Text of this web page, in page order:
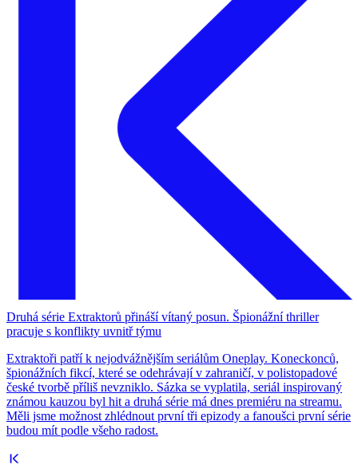
Druhá série Extraktorů přináší vítaný posun. Špionážní thriller
pracuje s konflikty uvnitř týmu
Extraktoři patří k nejodvážnějším seriálům Oneplay. Koneckonců,
špionážních fikcí, které se odehrávají v zahraničí, v polistopadové
české tvorbě příliš nevzniklo. Sázka se vyplatila, seriál inspirovaný
známou kauzou byl hit a druhá série má dnes premiéru na streamu.
Měli jsme možnost zhlédnout první tři epizody a fanoušci první série
budou mít podle všeho radost.